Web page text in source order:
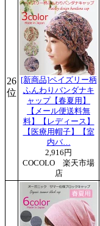
26
位
[新商品]ペイズリー柄
ふんわりバンダナキ
ャップ【春夏用】
【メール便送料無
料】【レディース】
【医療用帽子】【室
内バ…
2,916円
COCOLO 楽天市場
店